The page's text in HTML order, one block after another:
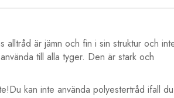
alltråd är jämn och fin i sin struktur och
till alla tyger. Den är stark och
kan inte använda polyestertråd ifall